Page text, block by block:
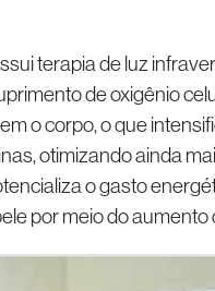
terapia de luz
de oxigênio
o corpo, o que
otimizando ainda
o gasto
por meio do